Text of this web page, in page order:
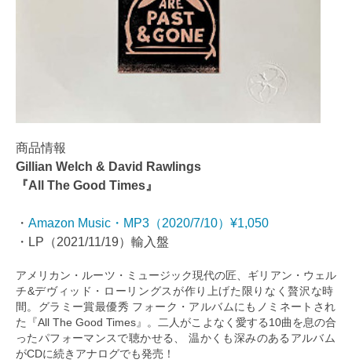
商品情報
Gillian Welch & David Rawlings
『All The Good Times』
・ Amazon Music・MP3（2020/7/10）¥1,050
・LP（2021/11/19）輸入盤
アメリカン・ルーツ・ミュージック現代の匠、ギリアン・ウェル
チ&デヴィッド・ローリングスが作り上げた限りなく贅沢な時
間。グラミー賞最優秀 フォーク・アルバムにもノミネートされ
た『All The Good Times』。二人がこよなく愛する10曲を息の合
ったパフォーマンスで聴かせる、 温かくも深みのあるアルバム
がCDに続きアナログでも発売！